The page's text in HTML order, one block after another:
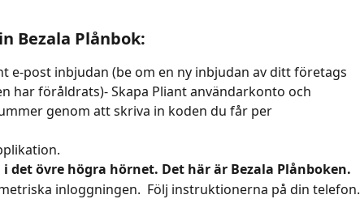
Bezala Plånbok:
e-post inbjudan (be om en ny inbjudan av ditt företags
har föråldrats)- Skapa Pliant användarkonto och
genom att skriva in koden du får per
det övre högra hörnet. Det här är Bezala Plånboken.
inloggningen.  Följ instruktionerna på din telefon.